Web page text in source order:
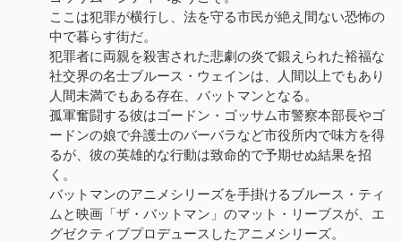
ここは犯罪が横行し、法を守る市民が絶え間ない恐怖の
中で暮らす街だ。
犯罪者に両親を殺害された悲劇の炎で鍛えられた裕福な
社交界の名士ブルース・ウェインは、人間以上でもあり
人間未満でもある存在、バットマンとなる。
孤軍奮闘する彼はゴードン・ゴッサム市警察本部長やゴ
ードンの娘で弁護士のバーバラなど市役所内で味方を得
るが、彼の英雄的な行動は致命的で予期せぬ結果を招
く。
バットマンのアニメシリーズを手掛けるブルース・ティ
ムと映画「ザ・バットマン」のマット・リーブスが、エ
グゼクティブプロデュースしたアニメシリーズ。